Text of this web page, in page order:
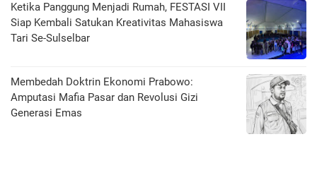
Ketika Panggung Menjadi Rumah, FESTASI VII
Siap Kembali Satukan Kreativitas Mahasiswa
Tari Se-Sulselbar
Membedah Doktrin Ekonomi Prabowo:
Amputasi Mafia Pasar dan Revolusi Gizi
Generasi Emas